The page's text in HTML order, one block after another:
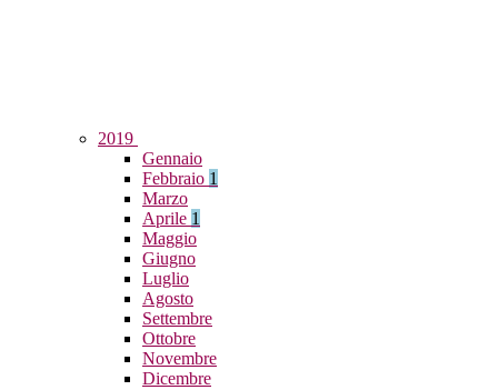
2019
Gennaio
Febbraio 1
Marzo
Aprile 1
Maggio
Giugno
Luglio
Agosto
Settembre
Ottobre
Novembre
Dicembre